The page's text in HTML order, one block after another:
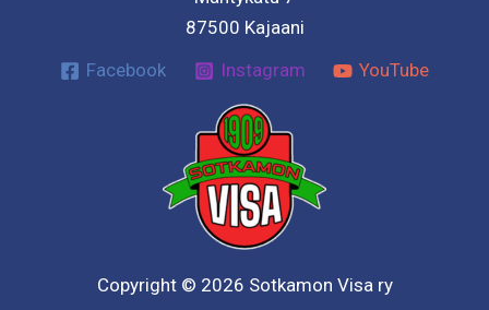
87500 Kajaani
Facebook
Instagram YouTube
Copyright © 2026 Sotkamon Visa ry